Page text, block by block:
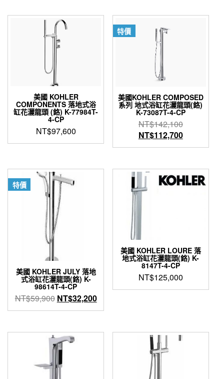
多
種
款
式。
可
在
產
頁
面
選
擇
選
品
有
多
種
款
式。
可
產
品
頁
面
選
擇
美國 KOHLER
COMPONENTS 落地式浴
缸花灑龍頭 (鉻) K-77984T-
4-CP
NT$97,600
特價
美國KOHLER COMPOSED
系列 地式浴缸花灑龍頭(鉻)
K-73087T-4-CP
NT$142,100原
始
價
NT$112,700目
前
格：
特價
美國 KOHLER JULY 落地
式浴缸花灑龍頭(鉻) K-
98614T-4-CP
NT$59,900 原
始
格：
NT$59,900。
NT$32,200目
前
格：
美國 KOHLER LOURE 落
地式浴缸花灑龍頭(鉻) K-
8147T-4-CP
NT$125,000